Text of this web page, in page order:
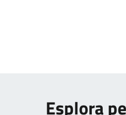
Esplora